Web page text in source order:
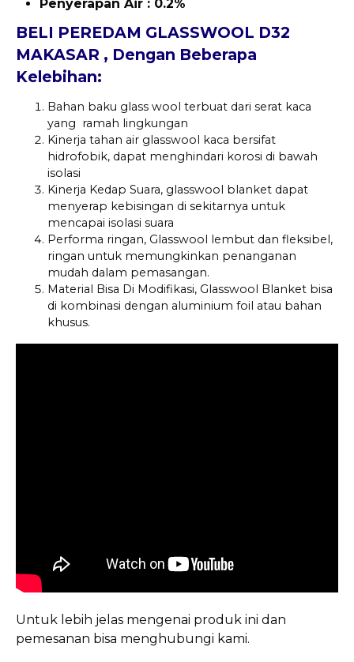
Penyerapan Air : 0.2%
BELI PEREDAM GLASSWOOL D32
MAKASAR , Dengan Beberapa
Kelebihan:
Bahan baku glass wool terbuat dari serat kaca
yang ramah lingkungan
Kinerja tahan air glasswool kaca bersifat
hidrofobik, dapat menghindari korosi di bawah
isolasi
Kinerja Kedap Suara, glasswool blanket dapat
menyerap kebisingan di sekitarnya untuk
mencapai isolasi suara
Performa ringan, Glasswool lembut dan fleksibel,
ringan untuk memungkinkan penanganan
mudah dalam pemasangan.
Material Bisa Di Modifikasi, Glasswool Blanket bisa
di kombinasi dengan aluminium foil atau bahan
khusus.
Untuk lebih jelas mengenai produk ini dan
pemesanan bisa menghubungi kami.